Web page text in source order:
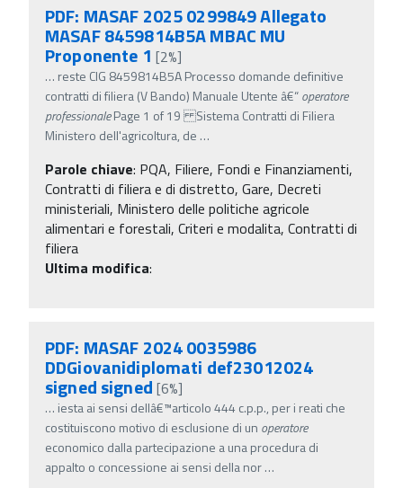
PDF: MASAF 2025 0299849 Allegato
MASAF 8459814B5A MBAC MU
Proponente 1 [2%]
… reste CIG 8459814B5A Processo domande definitive
contratti di filiera (V Bando) Manuale Utente â€“operatore
professionalePage 1 of 19 Sistema Contratti di Filiera
Ministero dell'agricoltura, de …
Parole chiave: PQA, Filiere, Fondi e Finanziamenti,
Contratti di filiera e di distretto, Gare, Decreti
ministeriali, Ministero delle politiche agricole
alimentari e forestali, Criteri e modalita, Contratti di
filiera
Ultima modifica:
PDF: MASAF 2024 0035986
DDGiovanidiplomati def23012024
signed signed [6%]
… iesta ai sensi dellâ€™articolo 444 c.p.p., per i reati che
costituiscono motivo di esclusione di un operatore
economico dalla partecipazione a una procedura di
appalto o concessione ai sensi della nor…